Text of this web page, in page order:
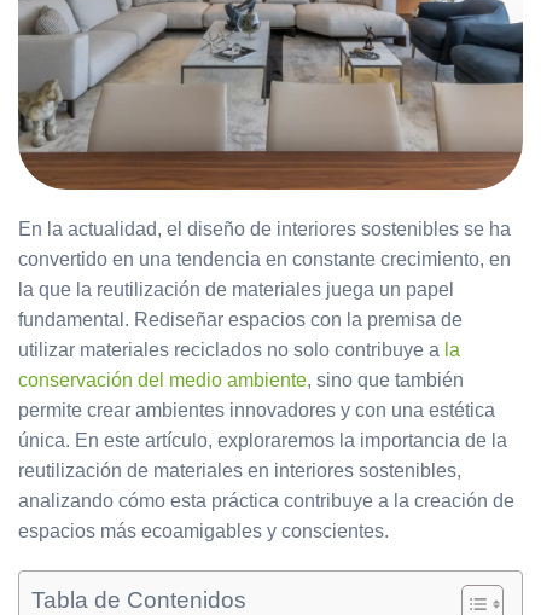
En la actualidad, el diseño de interiores sostenibles se ha
convertido en una tendencia en constante crecimiento, en
la que la reutilización de materiales juega un papel
fundamental. Rediseñar espacios con la premisa de
utilizar materiales reciclados no solo contribuye a la
conservación del medio ambiente, sino que también
permite crear ambientes innovadores y con una estética
única. En este artículo, exploraremos la importancia de la
reutilización de materiales en interiores sostenibles,
analizando cómo esta práctica contribuye a la creación de
espacios más ecoamigables y conscientes.
Tabla de Contenidos